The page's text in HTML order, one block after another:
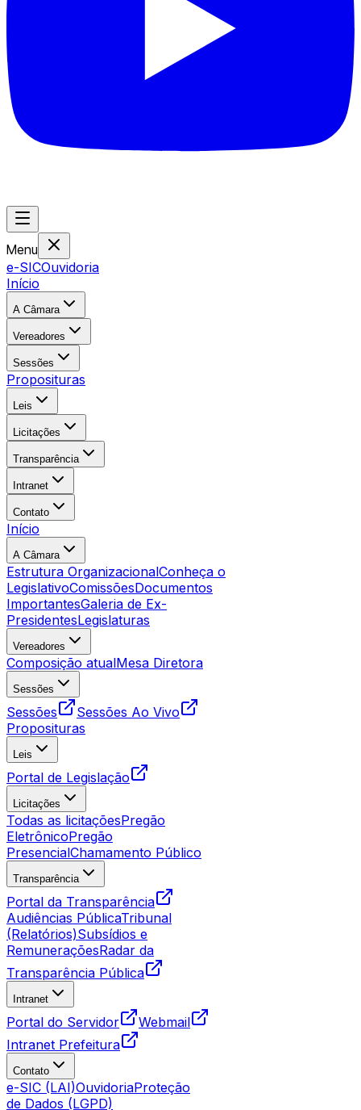
Menu
e-SICOuvidoria
Início
A Câmara
Vereadores
Sessões
Proposituras
Leis
Licitações
Transparência
Intranet
Contato
Início
A Câmara
Estrutura OrganizacionalConheça o
LegislativoComissõesDocumentos
ImportantesGaleria de Ex-
PresidentesLegislaturas
Vereadores
Composição atualMesa Diretora
Sessões
Sessões
Sessões Ao Vivo
Proposituras
Leis
Portal de Legislação
Licitações
Todas as licitaçõesPregão
EletrônicoPregão
PresencialChamamento Público
Transparência
Portal da Transparência
Audiências PúblicaTribunal
(Relatórios)Subsídios e
RemuneraçõesRadar da
Transparência Pública
Intranet
Portal do Servidor
Webmail
Intranet Prefeitura
Contato
e-SIC (LAI)OuvidoriaProteção
de Dados (LGPD)